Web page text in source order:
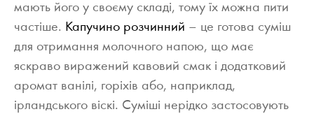
мають його у своєму складі, тому їх можна пити
частіше. Капучино розчинний – це готова суміш
для отримання молочного напою, що має
яскраво виражений кавовий смак і додатковий
аромат ванілі, горіхів або, наприклад,
ірландського віскі. Суміші нерідко застосовують